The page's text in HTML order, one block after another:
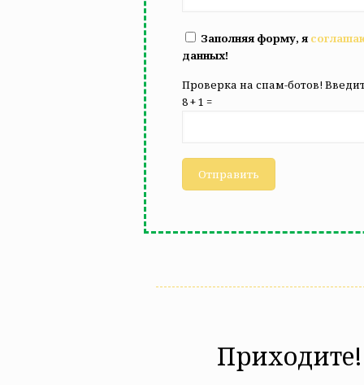
Заполняя форму, я
данных!
Проверка на спам-ботов!
8 + 1 =